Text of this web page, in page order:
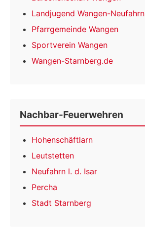
Landjugend Wangen-Neufahrn
Pfarrgemeinde Wangen
Sportverein Wangen
Wangen-Starnberg.de
Nachbar-Feuerwehren
Hohenschäftlarn
Leutstetten
Neufahrn l. d. Isar
Percha
Stadt Starnberg